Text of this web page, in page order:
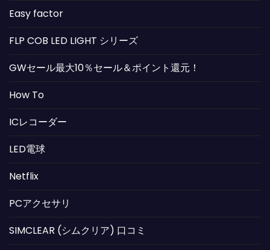
Easy factor
FLP COB LED LIGHT シリーズ
GWセール最大10％セール＆ポイント還元！
How To
ICレコーダー
LED電球
Netflix
PCアクセサリ
SIMCLEAR (シムクリア) 口コミ